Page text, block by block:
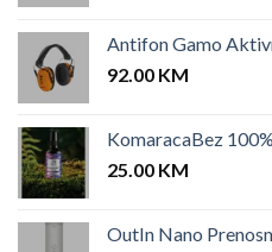
Antifon Gamo
92.00 KM
KomaracaBez
25.00 KM
OutIn Nano